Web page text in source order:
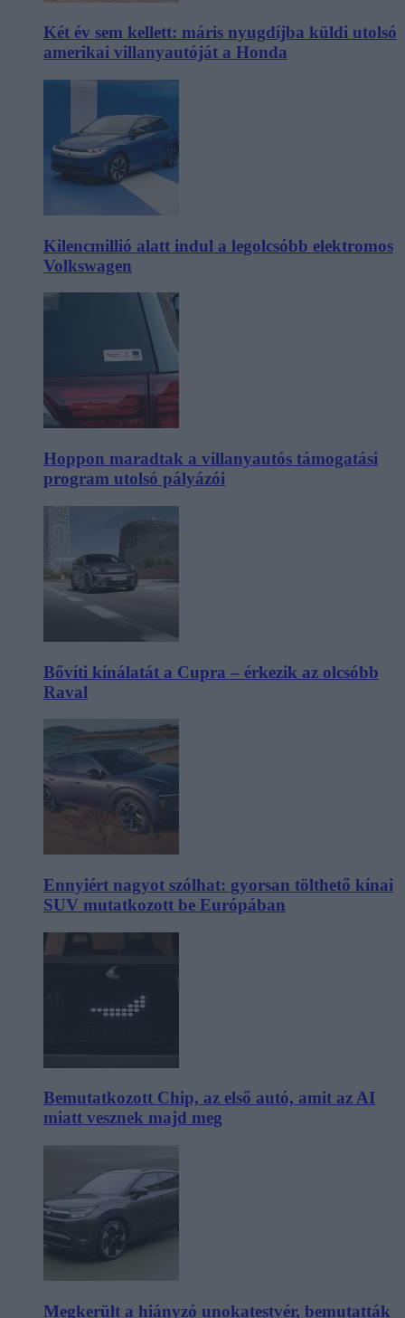
Két év sem kellett: máris nyugdíjba küldi utolsó
amerikai villanyautóját a Honda
Kilencmillió alatt indul a legolcsóbb elektromos
Volkswagen
Hoppon maradtak a villanyautós támogatási
program utolsó pályázói
Bővíti kínálatát a Cupra – érkezik az olcsóbb
Raval
Ennyiért nagyot szólhat: gyorsan tölthető kínai
SUV mutatkozott be Európában
Bemutatkozott Chip, az első autó, amit az AI
miatt vesznek majd meg
Megkerült a hiányzó unokatestvér, bemutatták